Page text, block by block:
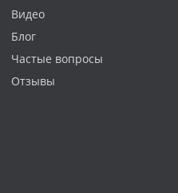
Видео
Блог
Частые вопросы
Отзывы